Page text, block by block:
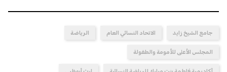
جامع الشيخ زايد الاتحاد النسائي العام الرياضة
المجلس الأعلى للأمومة والطفولة
أكاديمية فاطمة بنت مبارك للرياضة النسائية إرث أبوظبي